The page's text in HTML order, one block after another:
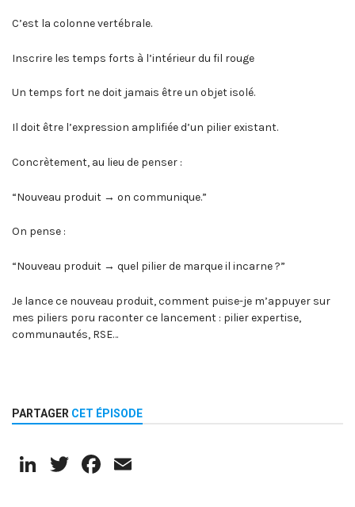
C’est la colonne vertébrale.
Inscrire les temps forts à l’intérieur du fil rouge
Un temps fort ne doit jamais être un objet isolé.
Il doit être l’expression amplifiée d’un pilier existant.
Concrètement, au lieu de penser :
“Nouveau produit → on communique.”
On pense :
“Nouveau produit → quel pilier de marque il incarne ?”
Je lance ce nouveau produit, comment puise-je m’appuyer sur
mes piliers poru raconter ce lancement : pilier expertise,
communautés, RSE…
PARTAGER CET ÉPISODE
LinkedIn
TwitterFacebook